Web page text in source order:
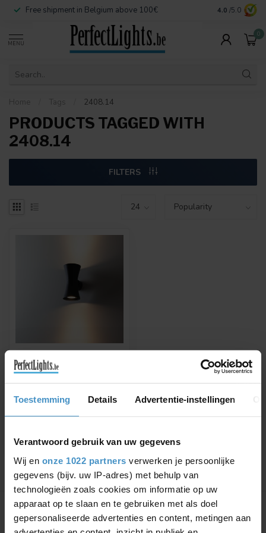
Toestemming Details Advertentie-instellingen
Verantwoord gebruik van uw gegevens
Wij en onze 1022 partners verwerken je persoonlijke
gegevens (bijv. uw IP-adres) met behulp van
technologieën zoals cookies om informatie op uw
apparaat op te slaan en te gebruiken met als doel
gepersonaliseerde advertenties en content, metingen aan
Free shipment in Belgium above 100€ Secure
4.0 /5.0
MENU
0
Home Tags 2408.14
PRODUCTS TAGGED WITH
2408.14
FILTERS
CLARA SURFACE-
MOUNTED WALL LAMP
Copper, Black/Gold, Black,
€94,50
Showing1-1 of 1